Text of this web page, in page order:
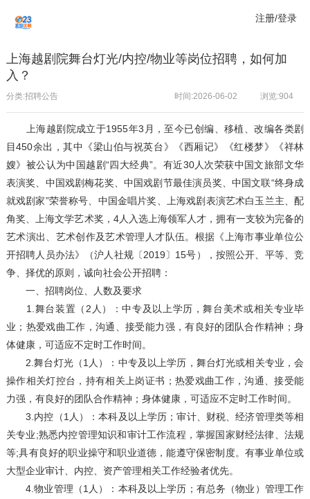
注册/登录
上海越剧院舞台灯光/内控/物业等岗位招聘，如何加
入？
分类:招聘公告 浏览:904
时间:2026-06-02
上海越剧院成立于1955年3月，至今已创编、移植、改编各类剧
目450余出，其中《梁山伯与祝英台》《西厢记》《红楼梦》《祥林
嫂》被公认为中国越剧“四大经典”。有近30人次荣获中国文旅部文华
表演奖、中国戏剧梅花奖、中国戏剧节最佳演员奖、中国文联“终身成
就戏剧家”荣誉称号、中国金唱片奖、上海戏剧表演艺术白玉兰主、配
角奖、上海文学艺术奖，4人入选上海领军人才，拥有一支较为完备的
艺术演出、艺术创作及艺术管理人才队伍。根据《上海市事业单位公
开招聘人员办法》（沪人社规〔2019〕15号），按照公开、平等、竞
争、择优的原则，诚向社会公开招聘：
一、招聘岗位、人数及要求
1.舞台装置（2人）：中专及以上学历，舞台美术或相关专业毕
业；热爱戏曲工作，沟通、接受能力强，有良好的团队合作精神；身
体健康，可适应不定时工作时间。
2.舞台灯光（1人）：中专及以上学历，舞台灯光或相关专业，会
操作相关灯控台，持有相关上岗证书；热爱戏曲工作，沟通、接受能
力强，有良好的团队合作精神；身体健康，可适应不定时工作时间。
3.内控（1人）：本科及以上学历；审计、财税、经济管理类等相
关专业;熟悉内控管理知识和审计工作流程，掌握国家财经法律、法规
等;具有良好的职业操守和职业道德，能遵守保密制度。有事业单位或
大型企业审计、内控、资产管理相关工作经验者优先。
4.物业管理（1人）：本科及以上学历；有总务（物业）管理工作